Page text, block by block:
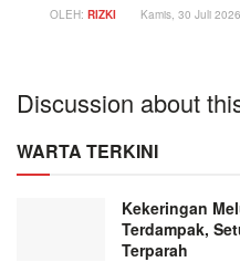
OLEH: RIZKI Kamis, 30 Juli
Discussion about
WARTA TERKINI
Kekeringan
Terdampak,
Terparah